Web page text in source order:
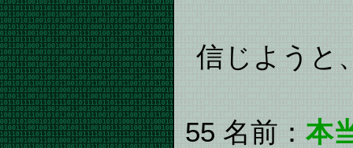
信じようと
55 名前：本